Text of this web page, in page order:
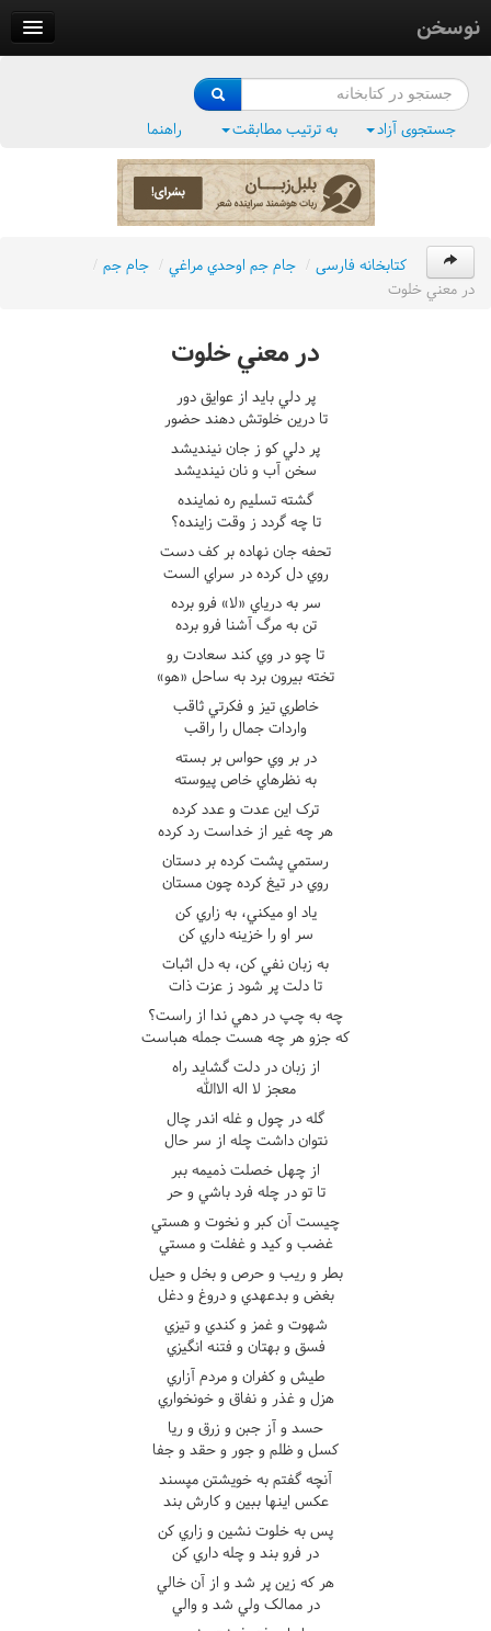
نوسخن
فرهنگ واژگان
جستجوی آزاد به ترتیب مطابقت راهنما
کتابخانه فارسی / جام جم اوحدي مراغي / جام جم /
در معني خلوت
در معني خلوت
پر دلي بايد از عوايق دور
تا درين خلوتش دهند حضور
پر دلي کو ز جان نينديشد
سخن آب و نان نينديشد
گشته تسليم ره نماينده
تا چه گردد ز وقت زاينده؟
تحفه جان نهاده بر کف دست
روي دل کرده در سراي الست
سر به درياي «لا» فرو برده
تن به مرگ آشنا فرو برده
تا چو در وي کند سعادت رو
تخته بيرون برد به ساحل «هو»
خاطري تيز و فکرتي ثاقب
واردات جمال را راقب
در بر وي حواس بر بسته
به نظرهاي خاص پيوسته
ترک اين عدت و عدد کرده
هر چه غير از خداست رد کرده
رستمي پشت کرده بر دستان
روي در تيغ کرده چون مستان
ياد او ميکني، به زاري کن
سر او را خزينه داري کن
به زبان نفي کن، به دل اثبات
تا دلت پر شود ز عزت ذات
چه به چپ در دهي ندا از راست؟
که جزو هر چه هست جمله هباست
از زبان در دلت گشايد راه
معجز لا اله الاالله
گله در چول و غله اندر چال
نتوان داشت چله از سر حال
از چهل خصلت ذميمه ببر
تا تو در چله فرد باشي و حر
چيست آن کبر و نخوت و هستي
غضب و کيد و غفلت و مستي
بطر و ريب و حرص و بخل و حيل
بغض و بدعهدي و دروغ و دغل
شهوت و غمز و کندي و تيزي
فسق و بهتان و فتنه انگيزي
طيش و کفران و مردم آزاري
هزل و غذر و نفاق و خونخواري
حسد و آز جبن و زرق و ريا
کسل و ظلم و جور و حقد و جفا
آنچه گفتم به خويشتن مپسند
عکس اينها ببين و کارش بند
پس به خلوت نشين و زاري کن
در فرو بند و چله داري کن
هر که زين پر شد و از آن خالي
در ممالک ولي شد و والي